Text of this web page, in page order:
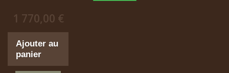
1 770,00 €
Ajouter au
panier